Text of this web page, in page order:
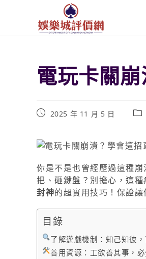
電玩卡關
2025 年 11 月 5 日
你是不是也曾經歷過這種
把、砸鍵盤？別擔心，這
封神的超實用技巧！保證
目錄
了解遊戲機制：知己知彼
善用資源：工欲善其事，